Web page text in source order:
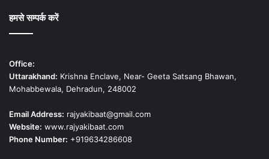
हमसे सम्पर्क करें
Office:
Uttarakhand: Krishna Enclave, Near- Geeta Satsang Bhawan,
Mohabbewala, Dehradun, 248002
Email Address: rajyakibaat@gmail.com
Website: www.rajyakibaat.com
Phone Number: +919634286608